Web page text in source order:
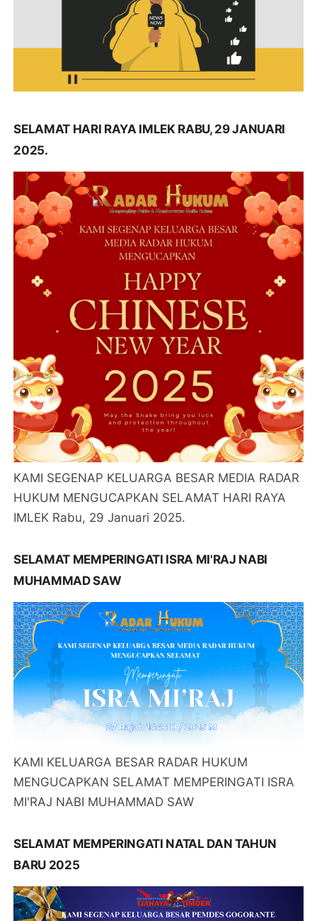
SELAMAT HARI RAYA IMLEK RABU, 29 JANUARI
2025.
KAMI SEGENAP KELUARGA BESAR MEDIA RADAR
HUKUM MENGUCAPKAN SELAMAT HARI RAYA
IMLEK Rabu, 29 Januari 2025.
SELAMAT MEMPERINGATI ISRA MI'RAJ NABI
MUHAMMAD SAW
KAMI KELUARGA BESAR RADAR HUKUM
MENGUCAPKAN SELAMAT MEMPERINGATI ISRA
MI'RAJ NABI MUHAMMAD SAW
SELAMAT MEMPERINGATI NATAL DAN TAHUN
BARU 2025